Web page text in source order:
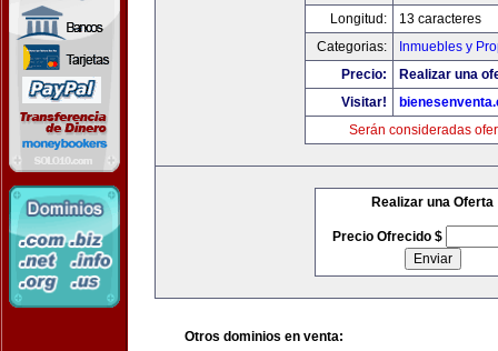
Longitud:
13 caracteres
Categorias:
Inmuebles y
Precio:
Realizar una
Visitar!
Serán consideradas
Realizar una Oferta
Precio Ofrecido $
Otros dominios en venta: